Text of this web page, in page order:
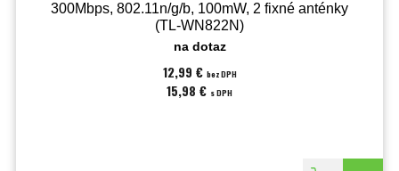
300Mbps, 802.11n/g/b, 100mW, 2 fixné anténky
(TL-WN822N)
na dotaz
12,99 € bez DPH
15,98 € s DPH